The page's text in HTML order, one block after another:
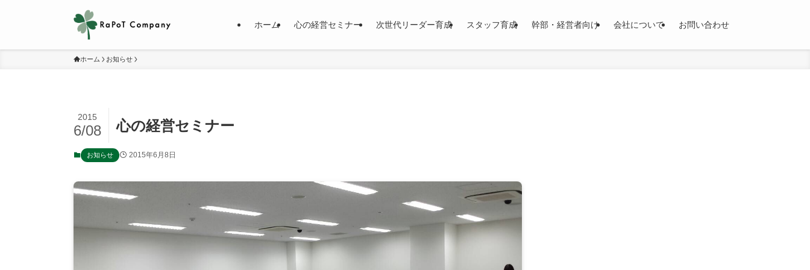
ホーム 心の経営セミナー 次世代リーダー育成 スタッフ育成 幹部・経営者向け 会社について お問い合わせ
ホーム お知らせ
心の経営セミナー
2015
6/08
お知らせ 2015年6月8日